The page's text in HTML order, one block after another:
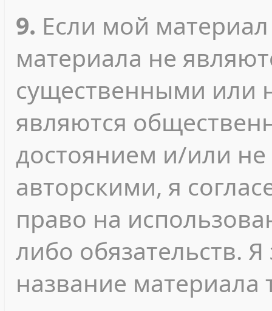
9. Если мой
материала не
существенными или
являются
достоянием и/или
авторскими, я
право на
либо обязательств.
название материала